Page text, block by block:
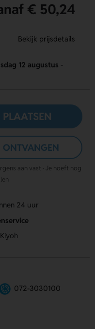
€ 50,24
Bekijk prijsdetails
12 augustus
PLAATSEN
ONTVANGEN
aan vast · Je hoeft nog
24 uur
072-3030100